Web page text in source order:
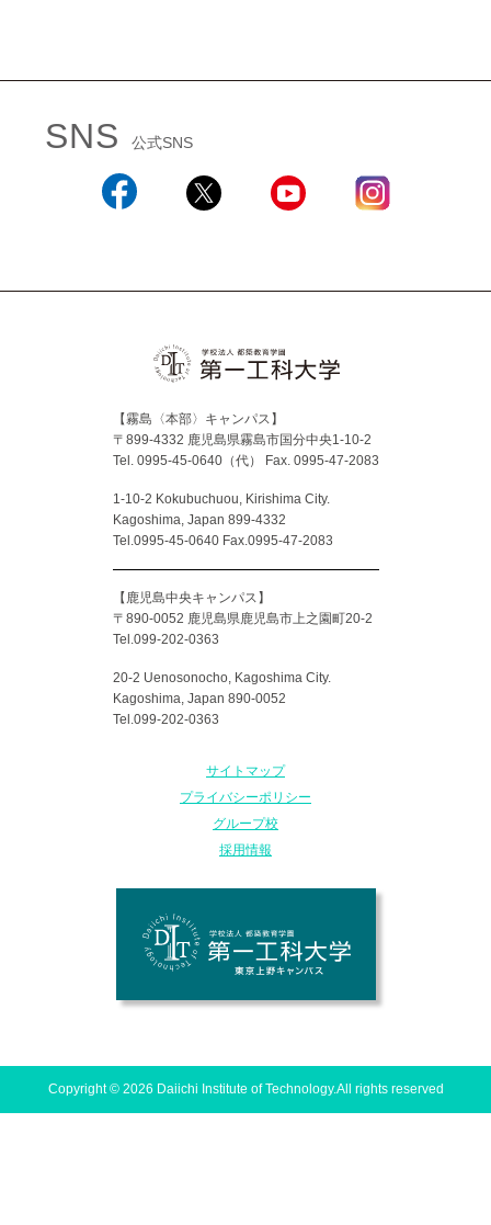
SNS 公式SNS
【霧島〈本部〉キャンパス】
〒899-4332 鹿児島県霧島市国分中央1-10-2
Tel. 0995-45-0640（代）
Fax. 0995-47-2083
1-10-2 Kokubuchuou, Kirishima City.
Kagoshima, Japan 899-4332
Tel.0995-45-0640 Fax.0995-47-2083
【鹿児島中央キャンパス】
〒890-0052 鹿児島県鹿児島市上之園町20-2
Tel.099-202-0363
20-2 Uenosonocho, Kagoshima City.
Kagoshima, Japan 890-0052
Tel.099-202-0363
サイトマップ
プライバシーポリシー
グループ校
採用情報
Copyright © 2026 Daiichi Institute of Technology.All rights reserved